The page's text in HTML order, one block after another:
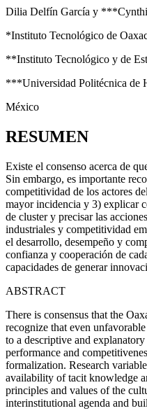
Dilia Delfín García y
*Instituto Tecnológico de
**Instituto Tecnológico y de
***Universidad Politécnica de
México
RESUMEN
Existe el consenso acerca de
Sin embargo, es importante
competitividad de los actores
mayor incidencia y 3) explicar
de cluster y precisar las
industriales y competitividad
el desarrollo, desempeño y
confianza y cooperación de
capacidades de generar
ABSTRACT
There is consensus that the
recognize that even
to a descriptive and
performance and
formalization. Research
availability of tacit knowledge
principles and values of the
interinstitutional agenda and